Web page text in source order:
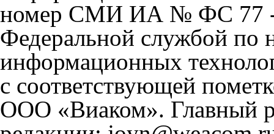
номер СМИ ИА № ФС 77 -
Федеральной службой по
информационных
с соответствующей
ООО «Виаком». Главный